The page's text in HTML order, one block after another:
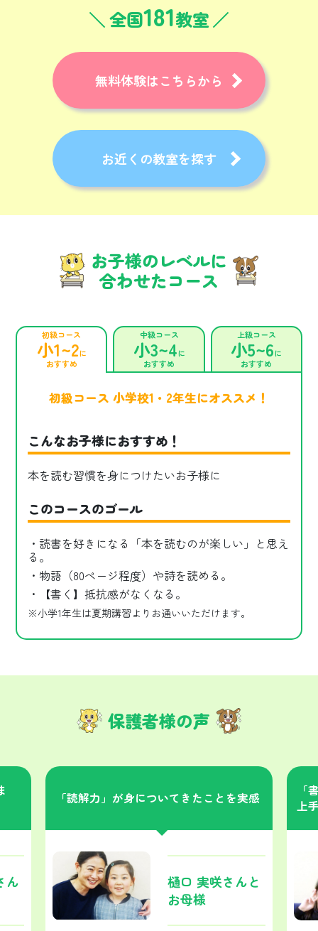
全国181教室
無料体験はこちらから
お近くの教室を探す
お子様のレベルに
合わせたコース
初級コース
小1~2に
おすすめ
中級コース
小3~4に
おすすめ
上級コース
小5~6に
おすすめ
初級コース 小学校1・2年生にオススメ！
こんなお子様におすすめ！
本を読む習慣を身につけたいお子様に
このコースのゴール
・読書を好きになる「本を読むのが楽しい」と思え
る。
・物語（80ページ程度）や詩を読める。
・【書く】抵抗感がなくなる。
※小学1年生は夏期講習よりお通いいただけます。
保護者様の声
ん
「読解力」が身についてきたことを実感
樋口 実咲さんと
お母様
「
上